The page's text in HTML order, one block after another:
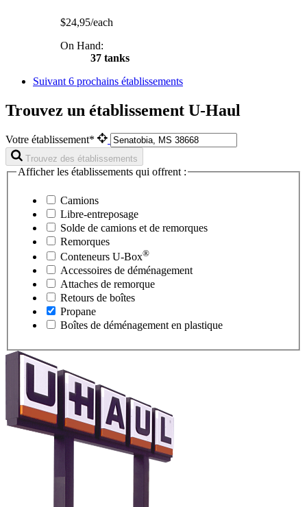
$24,95/each
On Hand:
37 tanks
Suivant 6 prochains établissements
Trouvez un établissement U-Haul
Votre établissement*
Trouvez des établissements
Afficher les établissements qui offrent :
Camions
Libre-entreposage
Solde de camions et de remorques
Remorques
Conteneurs U-Box®
Accessoires de déménagement
Attaches de remorque
Retours de boîtes
Propane
Boîtes de déménagement en plastique